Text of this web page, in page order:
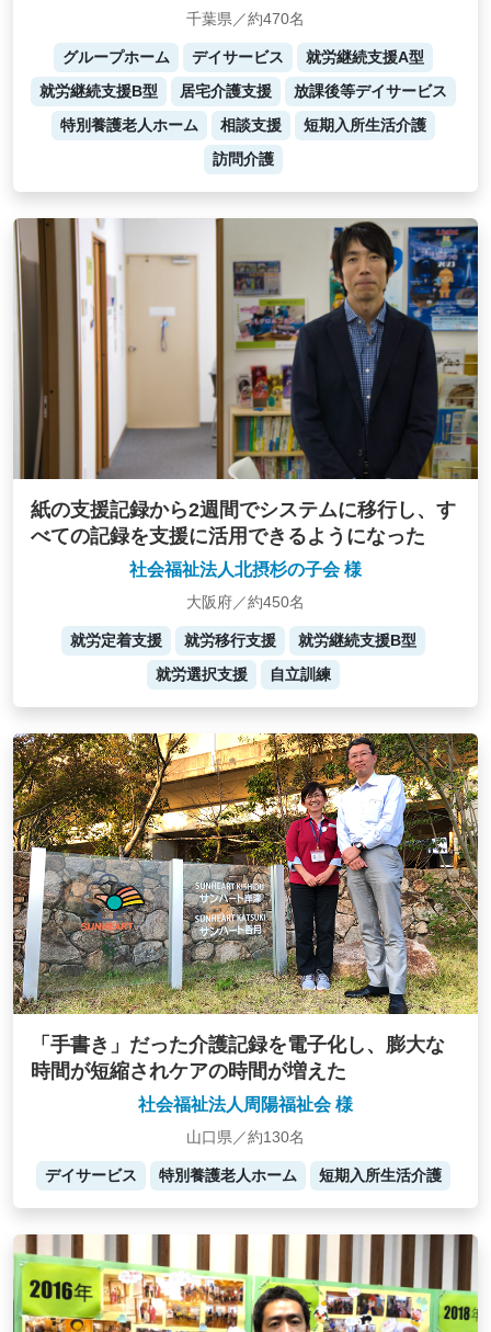
千葉県／約470名
グループホーム デイサービス
就労継続支援A型
就労継続支援B型
居宅介護支援
放課後等デイサービス
特別養護老人ホーム
相談支援
短期入所生活介護
訪問介護
紙の支援記録から2週間でシステムに移行し、す
べての記録を支援に活用できるようになった
社会福祉法人北摂杉の子会 様
大阪府／約450名
就労定着支援 就労移行支援
就労継続支援B型
就労選択支援
自立訓練
「手書き」だった介護記録を電子化し、膨大な
時間が短縮されケアの時間が増えた
社会福祉法人周陽福祉会 様
山口県／約130名
デイサービス 特別養護老人ホーム 短期入所生活介護